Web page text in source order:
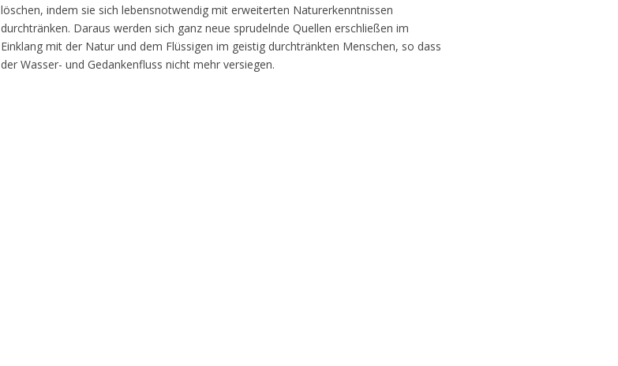
löschen, indem sie sich lebensnotwendig mit erweiterten Naturerkenntnissen
durchtränken. Daraus werden sich ganz neue sprudelnde Quellen erschließen im
Einklang mit der Natur und dem Flüssigen im geistig durchtränkten Menschen, so dass
der Wasser- und Gedankenfluss nicht mehr versiegen.